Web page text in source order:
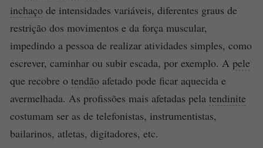
inchaço de intensidades variáveis, diferentes graus de
restrição dos movimentos e da força muscular,
impedindo a pessoa de realizar atividades simples, como
escrever, caminhar ou subir escada, por exemplo. A pele
que recobre o tendão afetado pode ficar aquecida e
avermelhada. As profissões mais afetadas pela tendinite
costumam ser as de telefonistas, instrumentistas,
bailarinos, atletas, digitadores, etc.